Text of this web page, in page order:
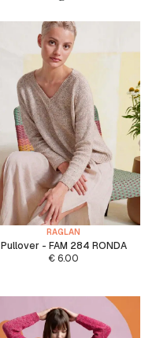
RAGLAN
Pullover - FAM 284 RONDA
€ 6.00